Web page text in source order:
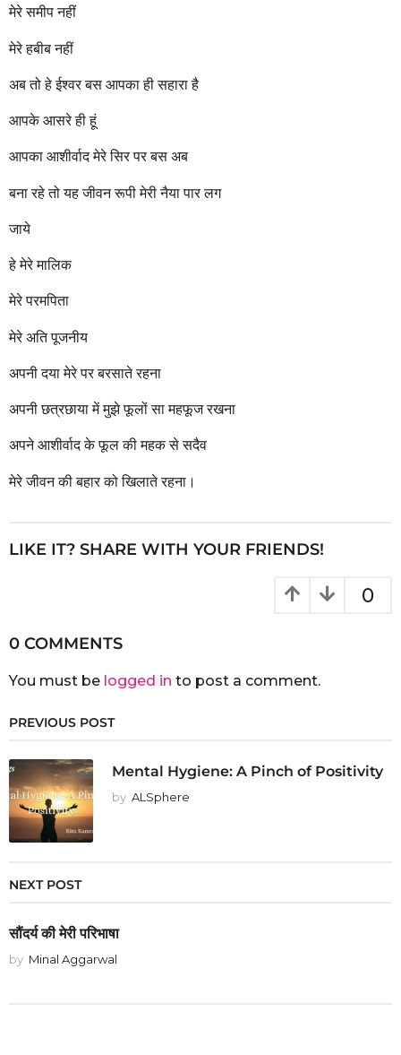
मेरे समीप नहीं
मेरे हबीब नहीं
अब तो हे ईश्वर बस आपका ही सहारा है
आपके आसरे ही हूं
आपका आशीर्वाद मेरे सिर पर बस अब
बना रहे तो यह जीवन रूपी मेरी नैया पार लग
जाये
हे मेरे मालिक
मेरे परमपिता
मेरे अति पूजनीय
अपनी दया मेरे पर बरसाते रहना
अपनी छत्रछाया में मुझे फूलों सा महफूज रखना
अपने आशीर्वाद के फूल की महक से सदैव
मेरे जीवन की बहार को खिलाते रहना।
LIKE IT? SHARE WITH YOUR FRIENDS!
0
0 COMMENTS
You must be logged in to post a comment.
PREVIOUS POST
Mental Hygiene: A Pinch of Positivity
by ALSphere
NEXT POST
सौंदर्य की मेरी परिभाषा
by Minal Aggarwal